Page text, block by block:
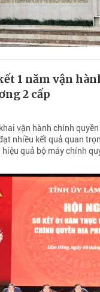
1 năm vận
2 cấp
vận hành chính
nhiều kết quả quan
quả bộ máy chính